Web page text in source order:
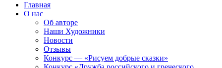
Главная
О нас
Об авторе
Наши Художники
Новости
Отзывы
Конкурс — «Рисуем добрые сказки»